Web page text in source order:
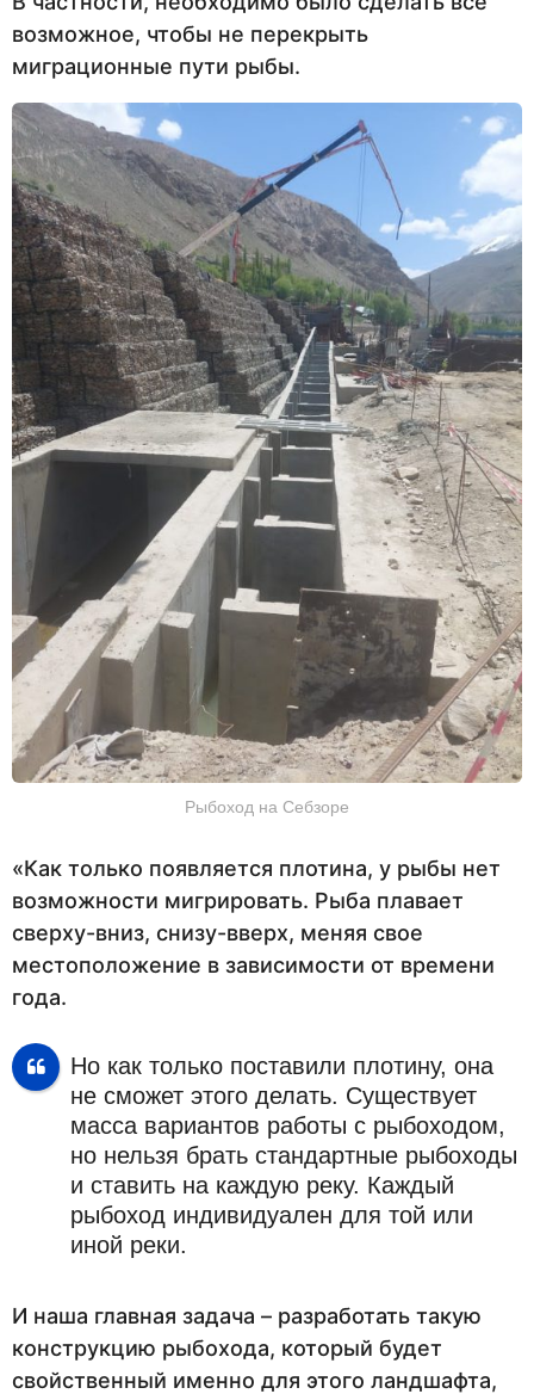
возможное, чтобы не перекрыть
миграционные пути рыбы.
Рыбоход на Себзоре
«Как только появляется плотина, у рыбы нет
возможности мигрировать. Рыба плавает
сверху-вниз, снизу-вверх, меняя свое
местоположение в зависимости от времени
года.
Но как только поставили плотину, она
не сможет этого делать. Существует
масса вариантов работы с рыбоходом,
но нельзя брать стандартные рыбоходы
и ставить на каждую реку. Каждый
рыбоход индивидуален для той или
иной реки.
И наша главная задача – разработать такую
конструкцию рыбохода, который будет
свойственный именно для этого ландшафта,